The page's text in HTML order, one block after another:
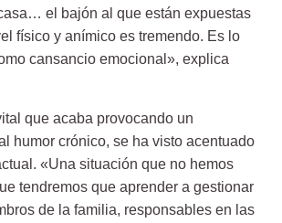
el bajón al que están expuestas
físico y anímico es tremendo. Es lo
cansancio emocional», explica
que acaba provocando un
humor crónico, se ha visto acentuado
«Una situación que no hemos
tendremos que aprender a gestionar
de la familia, responsables en las